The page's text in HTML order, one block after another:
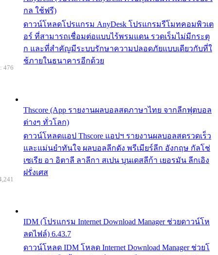
กล ใช้ฟรี)
ดาวน์โหลดโปรแกรม AnyDesk โปรแกรมรีโมทคอมพิวเต
อร์ ที่สามารถเชื่อมต่อแบบไร้พรมแดน รวดเร็มไม่มีกระตุ
ก และที่สำคัญมีระบบรักษาความปลอดภัยแบบเดียวกับที่ใ
ช้ภายในธนาคารอีกด้วย
Thscore (App รายงานผลบอลสดภาษาไทย จากลีกฟุตบอล
ต่างๆ ทั่วโลก)
ดาวน์โหลดแอป Thscore แอปฯ รายงานผลบอลสดรวดเร็ว
และแม่นยำทันใจ ผลบอลลีกดัง พรีเมียร์ลีก อังกฤษ กัลโช่
เซเรีย อา อิตาลี ลาลีกา สเปน บุนเดสลีก้า เยอรมัน ลีกเอิง
ฝรั่งเศส
476
IDM (โปรแกรม Internet Download Manager ช่วยดาวน์โห
ลดไฟล์) 6.43.7
ดาวน์โหลด IDM โหลด Internet Download Manager ช่วยโ